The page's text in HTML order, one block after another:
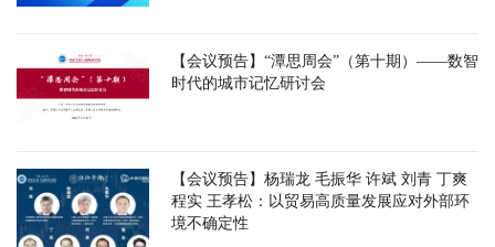
【会议预告】“潭思周会”（第十期）——数智
时代的城市记忆研讨会
【会议预告】杨瑞龙 毛振华 许斌 刘青 丁爽
程实 王孝松：以贸易高质量发展应对外部环
境不确定性